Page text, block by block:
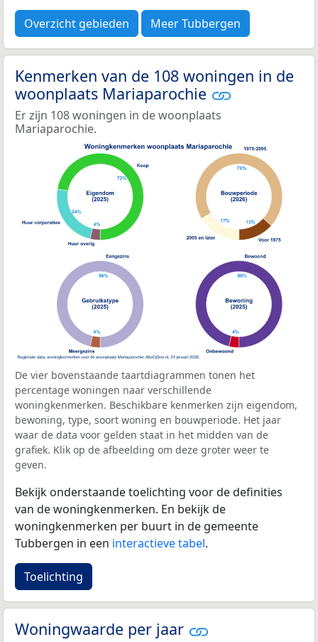
Overzicht gebieden Meer Tubbergen
Kenmerken van de 108 woningen in de
woonplaats Mariaparochie
Er zijn 108 woningen in de woonplaats
Mariaparochie.
De vier bovenstaande taartdiagrammen tonen het
percentage woningen naar verschillende
woningkenmerken. Beschikbare kenmerken zijn eigendom,
bewoning, type, soort woning en bouwperiode. Het jaar
waar de data voor gelden staat in het midden van de
grafiek. Klik op de afbeelding om deze groter weer te
geven.
Bekijk onderstaande toelichting voor de definities
van de woningkenmerken. En bekijk de
woningkenmerken per buurt in de gemeente
Tubbergen in een interactieve tabel.
Toelichting
Woningwaarde per jaar